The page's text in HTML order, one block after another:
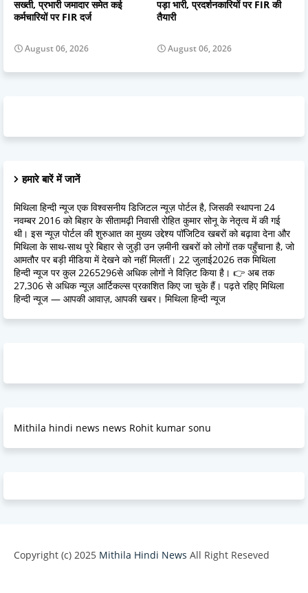
सख्ती, प्रभारी जमादार समेत कई
कर्मचारियों पर FIR दर्ज
August 06, 2026
पड़ा भारी, प्रदर्शनकारियों पर FIR की
तैयारी
August 06, 2026
हमारे बारें में जानें
मिथिला हिन्दी न्यूज एक विश्वसनीय डिजिटल न्यूज़ पोर्टल है, जिसकी स्थापना 24
नवम्बर 2016 को बिहार के सीतामढ़ी निवासी रोहित कुमार सोनू के नेतृत्व में की गई
थी। इस न्यूज़ पोर्टल की शुरुआत का मुख्य उद्देश्य पॉजिटिव खबरों को बढ़ावा देना और
मिथिला के साथ-साथ पूरे बिहार से जुड़ी उन ज़मीनी खबरों को लोगों तक पहुँचाना है, जो
आमतौर पर बड़ी मीडिया में देखने को नहीं मिलतीं। 22 जुलाई2026 तक मिथिला
हिन्दी न्यूज पर कुल 2265296से अधिक लोगों ने विज़िट किया है। 👉 अब तक
27,306 से अधिक न्यूज़ आर्टिकल्स प्रकाशित किए जा चुके हैं। पढ़ते रहिए मिथिला
हिन्दी न्यूज — आपकी आवाज़, आपकी खबर। मिथिला हिन्दी न्यूज
Mithila hindi news news Rohit kumar sonu
Copyright (c) 2025 Mithila Hindi News All Right Reseved